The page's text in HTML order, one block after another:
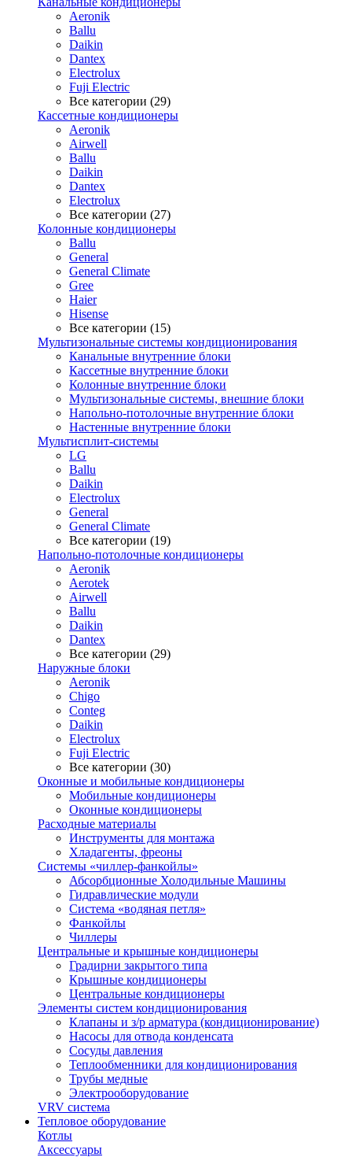
Aeronik
Ballu
Daikin
Dantex
Electrolux
Fuji Electric
Все категории (29)
Кассетные кондиционеры
Aeronik
Airwell
Ballu
Daikin
Dantex
Electrolux
Все категории (27)
Колонные кондиционеры
Ballu
General
General Climate
Gree
Haier
Hisense
Все категории (15)
Мультизональные системы кондиционирования
Канальные внутренние блоки
Кассетные внутренние блоки
Колонные внутренние блоки
Мультизональные системы, внешние блоки
Напольно-потолочные внутренние блоки
Настенные внутренние блоки
Мультисплит-системы
LG
Ballu
Daikin
Electrolux
General
General Climate
Все категории (19)
Напольно-потолочные кондиционеры
Aeronik
Aerotek
Airwell
Ballu
Daikin
Dantex
Все категории (29)
Наружные блоки
Aeronik
Chigo
Conteg
Daikin
Electrolux
Fuji Electric
Все категории (30)
Оконные и мобильные кондиционеры
Мобильные кондиционеры
Оконные кондиционеры
Расходные материалы
Инструменты для монтажа
Хладагенты, фреоны
Системы «чиллер-фанкойлы»
Абсорбционные Холодильные Машины
Гидравлические модули
Система «водяная петля»
Фанкойлы
Чиллеры
Центральные и крышные кондиционеры
Градирни закрытого типа
Крышные кондиционеры
Центральные кондиционеры
Элементы систем кондиционирования
Клапаны и з/р арматура (кондиционирование)
Насосы для отвода конденсата
Сосуды давления
Теплообменники для кондиционирования
Трубы медные
Электрооборудование
VRV система
Тепловое оборудование
Котлы
Аксессуары